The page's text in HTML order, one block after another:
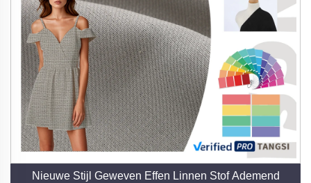
Nieuwe Stijl Geweven Effen Linnen Stof Ademend